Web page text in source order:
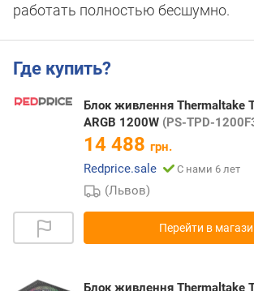
работать полностью бесшумно.
Где купить?
Блок живлення Thermaltake
ARGB 1200W (PS-TPD-
14 488 грн.
Redprice.sale
С нами 6 лет
(Львов)
Перейти в
Блок живлення Thermaltake